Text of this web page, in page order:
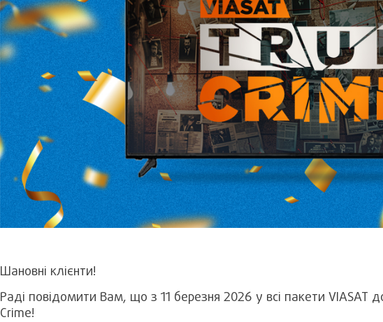
Шановні клієнти!
Раді повідомити Вам, що з 11 березня 2026 у всі пакети VIASAT
Crime!